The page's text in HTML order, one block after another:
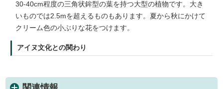
30-40cm程度の三角状鉾型の葉を持つ大型の植物です。大き
いものでは2.5mを超えるものもあります。夏から秋にかけて
クリーム色の小ぶりな花をつけます。
アイヌ文化との関わり